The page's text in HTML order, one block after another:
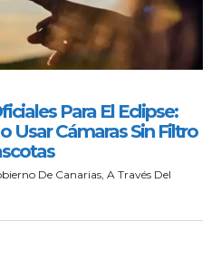
Para El Eclipse:
Usar Cámaras Sin Filtro
De Canarias, A Través Del